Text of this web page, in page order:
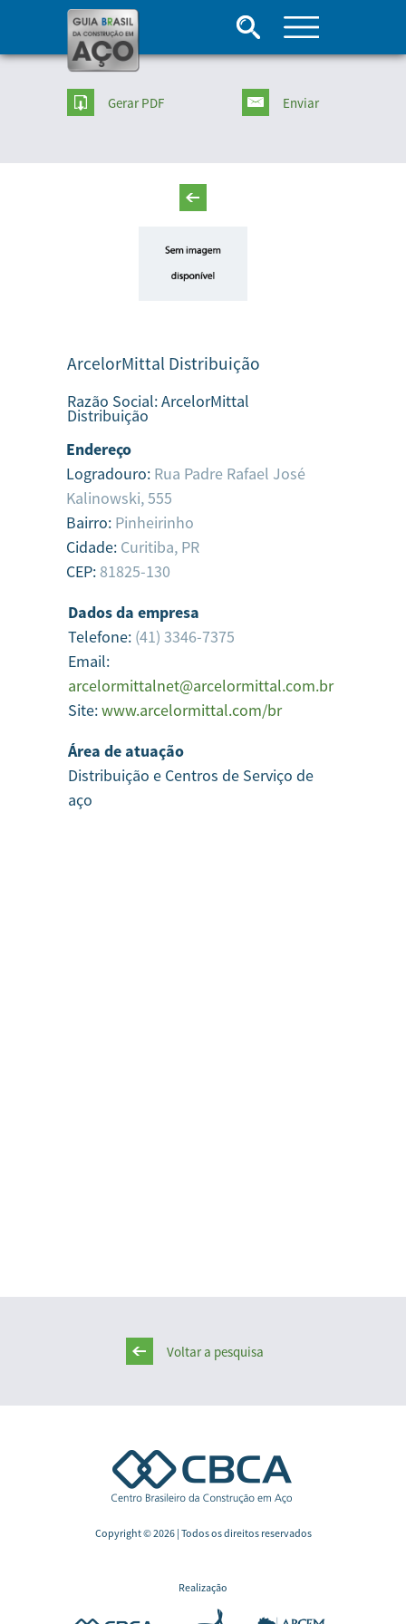
Gerar PDF Enviar
ArcelorMittal Distribuição
Razão Social:ArcelorMittal
Distribuição
Endereço
Logradouro: Rua Padre Rafael José
Kalinowski, 555
Bairro: Pinheirinho
Cidade: Curitiba, PR
CEP:81825-130
Dados da empresa
Telefone: (41) 3346-7375
Email:
arcelormittalnet@arcelormittal.com.br
Site:www.arcelormittal.com/br
Área de atuação
Distribuição e Centros de Serviço de
aço
Voltar a pesquisa
Copyright © 2026 | Todos os direitos reservados
Realização